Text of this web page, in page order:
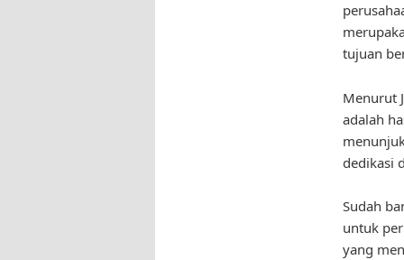
tujuan
Menurut
adalah
dedikasi
Sudah
untuk
yang